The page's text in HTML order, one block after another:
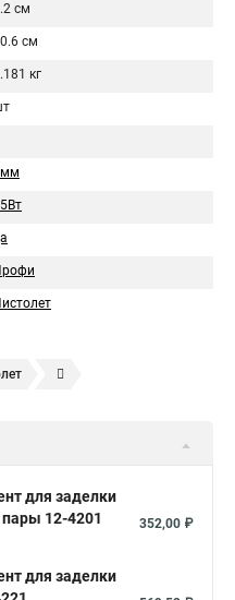
см
см
кг
клеевой пистолет
для заделки
пары 12-4201
352,00 ₽
для заделки